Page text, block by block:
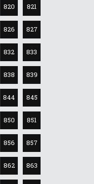
820 821
826 827
832 833
838 839
844 845
850 851
856 857
862 863